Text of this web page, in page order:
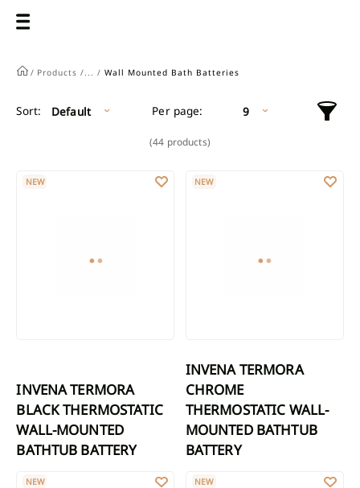
/ Products / ... / Wall Mounted Bath Batteries
Sort: Default Per page: 9
(44 products)
INVENA TERMORA BLACK THERMOSTATIC WALL-MOUNTED
NEW
INVENA TERMORA
BLACK THERMOSTATIC
WALL-MOUNTED
BATHTUB BATTERY
INVENA TERMORA CHROME
NEW
INVENA TERMORA
CHROME
THERMOSTATIC WALL-
MOUNTED BATHTUB
BATTERY
INVENA DROPIA CHROME WALL-MOUNTED SINGLE-HANDLE
NEW INVENA DROPIA BLACK WALL-
NEW